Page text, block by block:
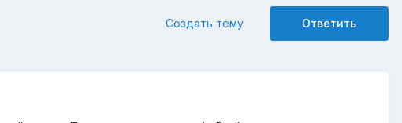
Ответить
Создать тему